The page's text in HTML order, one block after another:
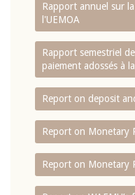
Rapport annuel sur
l'UEMOA
Rapport semestriel
paiement adossés à
Report on deposit
Report on Monetary
Report on Monetary